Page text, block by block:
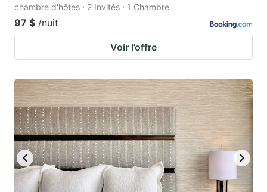
chambre d'hôtes · 2 Invités · 1 Chambre
97 $ /nuit
Voir l’offre